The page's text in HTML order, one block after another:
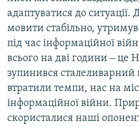
адаптуватися до
мовити стабільно,
під час інформаційної
всього на дві години ‒ це
зупинився
втратили темпи, нас на
інформаційної війни.
скористалися наші